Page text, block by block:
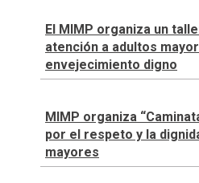
El MIMP organiza un
atención a adultos
envejecimiento digno
MIMP organiza
por el respeto y la
mayores